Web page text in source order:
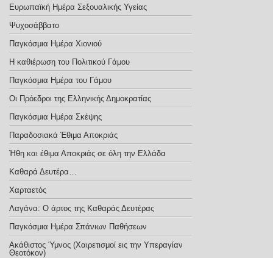
Ευρωπαϊκή Ημέρα Σεξoυαλικής Υγείας
Ψυχοσάββατο
Παγκόσμια Ημέρα Χιονιού
Η καθιέρωση του Πολιτικού Γάμου
Παγκόσμια Ημέρα του Γάμου
Οι Πρόεδροι της Ελληνικής Δημοκρατίας
Παγκόσμια Ημέρα Σκέψης
Παραδοσιακά Έθιμα Αποκριάς
Ήθη και έθιμα Αποκριάς σε όλη την Ελλάδα
Καθαρά Δευτέρα…
Χαρταετός
Λαγάνα: Ο άρτος της Καθαράς Δευτέρας
Παγκόσμια Ημέρα Σπάνιων Παθήσεων
Ακάθιστος Ύμνος (Χαιρετισμοί εις την Υπεραγίαν
Θεοτόκον)